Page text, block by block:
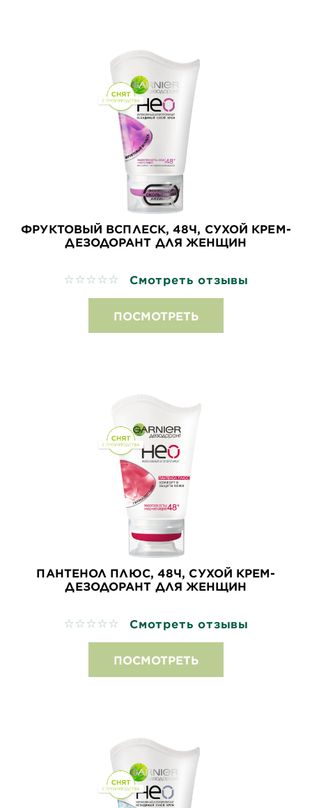
ФРУКТОВЫЙ ВСПЛЕСК, 48Ч, СУХОЙ КРЕМ-
ДЕЗОДОРАНТ ДЛЯ ЖЕНЩИН
No reviews Смотреть отзывы
ПОСМОТРЕТЬ
ПАНТЕНОЛ ПЛЮС, 48Ч, СУХОЙ КРЕМ-
ДЕЗОДОРАНТ ДЛЯ ЖЕНЩИН
No reviews Смотреть отзывы
ПОСМОТРЕТЬ